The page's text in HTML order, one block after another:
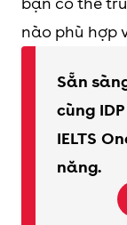
nào phù hợp
Sẵn
cùng
IELTS
năng.